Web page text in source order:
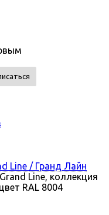
Line / Гранд Лайн
Line, коллекция
RAL 8004